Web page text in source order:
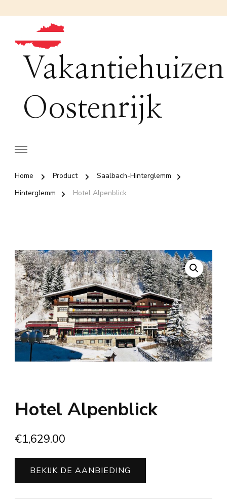
Vakantiehuizen
Oostenrijk
Home Product
Saalbach-Hinterglemm
Hinterglemm
Hotel Alpenblick
Hotel Alpenblick
€1,629.00
BEKIJK DE AANBIEDING